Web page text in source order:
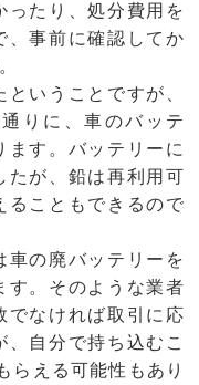
ったり、処分費用を
、事前に確認してか
いうことですが、
りに、車のバッテ
ます。バッテリーに
たが、鉛は再利用可
ることもできるので
車の廃バッテリーを
す。そのような業者
でなければ取引に応
、自分で持ち込むこ
らえる可能性もあり